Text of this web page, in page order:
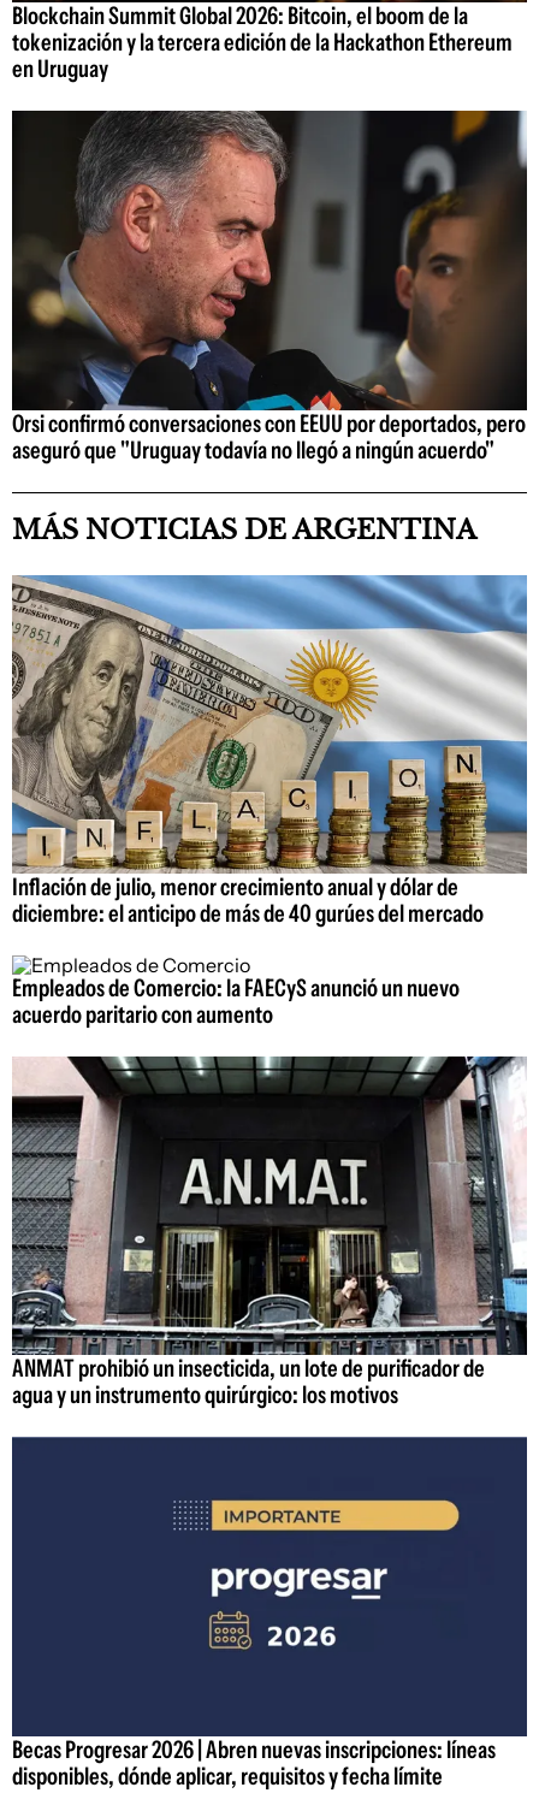
Blockchain Summit Global 2026: Bitcoin, el boom de la
tokenización y la tercera edición de la Hackathon Ethereum
en Uruguay
Orsi confirmó conversaciones con EEUU por deportados, pero
aseguró que "Uruguay todavía no llegó a ningún acuerdo"
MÁS NOTICIAS DE ARGENTINA
Inflación de julio, menor crecimiento anual y dólar de
diciembre: el anticipo de más de 40 gurúes del mercado
Empleados de Comercio: la FAECyS anunció un nuevo
acuerdo paritario con aumento
ANMAT prohibió un insecticida, un lote de purificador de
agua y un instrumento quirúrgico: los motivos
Becas Progresar 2026 | Abren nuevas inscripciones: líneas
disponibles, dónde aplicar, requisitos y fecha límite